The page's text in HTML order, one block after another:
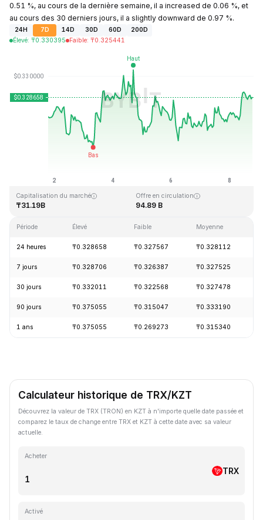
0.51 %, au cours de la dernière semaine, il a increased de 0.06 %, et
au cours des 30 derniers jours, il a slightly downward de 0.97 %.
24H 7D 14D 30D 60D
200D
Élevé: ₸0.330395 Faible: ₸0.325441
Dernière mise à jour : 2026-08-08, 18:29 GMT+0
₸0.431288 ₸0.001804
Capitalisation du marché
₸31.19B
Offre en circulation
94.89 B
Période Élevé Faible Moyenne
24 heures ₸0.328658 ₸0.327567 ₸0.328112
7 jours ₸0.328706 ₸0.326387 ₸0.327525
30 jours ₸0.332011 ₸0.322568 ₸0.327478
90 jours ₸0.375055 ₸0.315047 ₸0.333190
1 ans ₸0.375055 ₸0.269273 ₸0.315340
Calculateur historique de TRX/KZT
Découvrez la valeur de TRX (TRON) en KZT à n'importe quelle date passée et
comparez le taux de change entre TRX et KZT à cette date avec sa valeur
actuelle.
Acheter
TRX
Activé